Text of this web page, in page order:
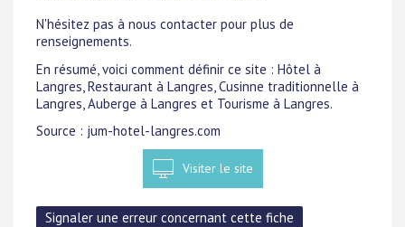
N'hésitez pas à nous contacter pour plus de
renseignements.
En résumé, voici comment définir ce site : Hôtel à
Langres, Restaurant à Langres, Cusinne traditionnelle à
Langres, Auberge à Langres et Tourisme à Langres.
Source : jum-hotel-langres.com
Visiter le site